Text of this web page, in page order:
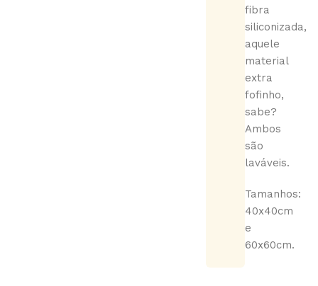
fibra
siliconizada,
aquele
material
extra
fofinho,
sabe?
Ambos
são
laváveis.
Tamanhos:
40x40cm
e
60x60cm.